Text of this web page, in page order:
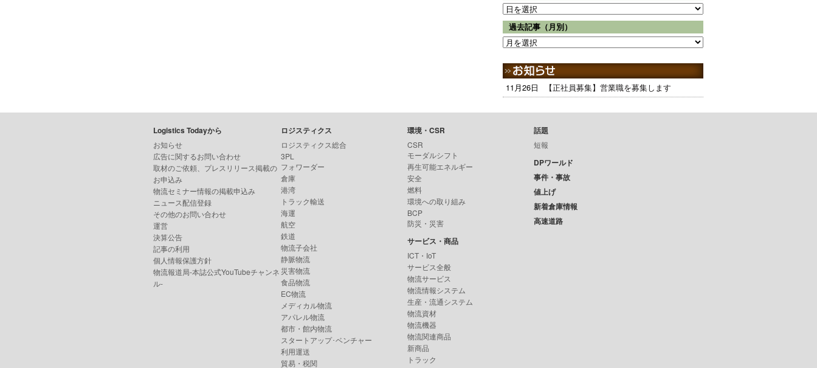
過去記事（月別）
11月26日 【正社員募集】営業職を募集します
Logistics Todayから
お知らせ
広告に関するお問い合わせ
取材のご依頼、プレスリリース掲載の
お申込み
物流セミナー情報の掲載申込み
ニュース配信登録
その他のお問い合わせ
運営
決算公告
記事の利用
個人情報保護方針
物流報道局-本誌公式YouTubeチャンネ
ル-
ロジスティクス
ロジスティクス総合
3PL
フォワーダー
倉庫
港湾
トラック輸送
海運
航空
鉄道
物流子会社
静脈物流
災害物流
食品物流
EC物流
メディカル物流
アパレル物流
都市・館内物流
スタートアップ･ベンチャー
利用運送
貿易・税関
環境・CSR
CSR
モーダルシフト
再生可能エネルギー
安全
燃料
環境への取り組み
BCP
防災・災害
サービス・商品
ICT・IoT
サービス全般
物流サービス
物流情報システム
生産・流通システム
物流資材
物流機器
物流関連商品
新商品
トラック
話題
短報
DPワールド
事件・事故
値上げ
新着倉庫情報
高速道路